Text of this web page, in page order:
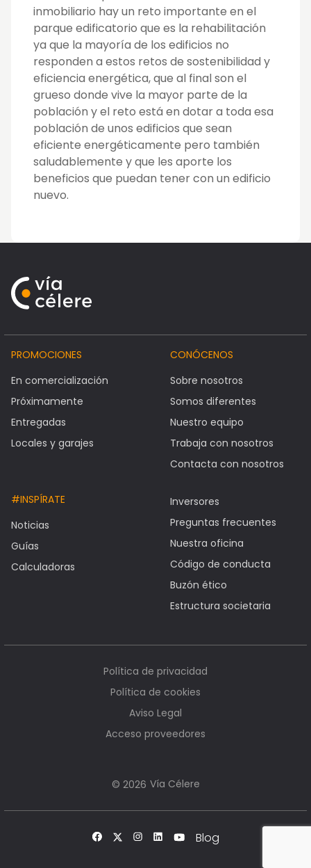
inmobiliario hay un reto importante en el
parque edificatorio que es la rehabilitación
ya que la mayoría de los edificios no
responden a estos retos de sostenibilidad y
eficiencia energética, que al final son el
grueso donde vive la mayor parte de la
población y el reto está en dotar a toda esa
población de unos edificios que sean
eficiente energéticamente pero también
saludablemente y que les aporte los
beneficios que puedan tener con un edificio
nuevo.
PROMOCIONES
En comercialización
Próximamente
Entregadas
Locales y garajes
CONÓCENOS
Sobre nosotros
Somos diferentes
Nuestro equipo
Trabaja con nosotros
Contacta con nosotros
#INSPÍRATE
Noticias
Guías
Calculadoras
Inversores
Preguntas frecuentes
Nuestra oficina
Código de conducta
Buzón ético
Estructura societaria
© 2026 Vía Célere
Política de privacidad
Política de cookies
Aviso Legal
Acceso proveedores
Blog